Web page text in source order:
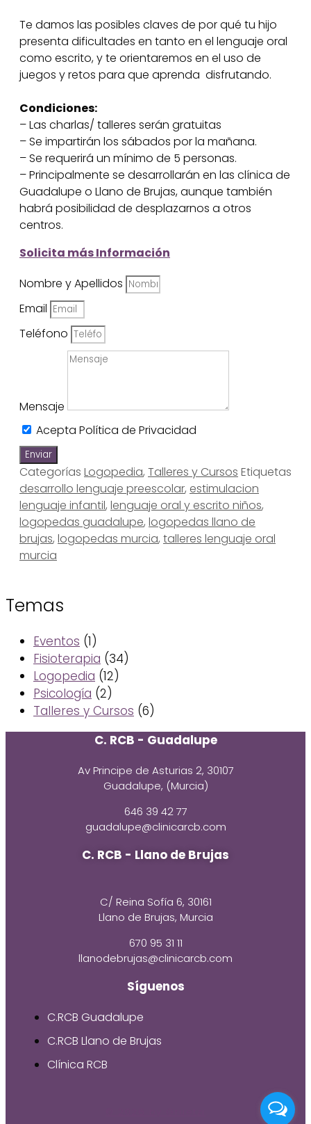
Te damos las posibles claves de por qué tu hijo
presenta dificultades en tanto en el lenguaje oral
como escrito, y te orientaremos en el uso de
juegos y retos para que aprenda disfrutando.
Condiciones:
– Las charlas/ talleres serán gratuitas
– Se impartirán los sábados por la mañana.
– Se requerirá un mínimo de 5 personas.
– Principalmente se desarrollarán en las clínica de
Guadalupe o Llano de Brujas, aunque también
habrá posibilidad de desplazarnos a otros
centros.
Solicita más Información
Nombre y Apellidos
Email
Teléfono
Mensaje
Acepta Política de Privacidad
Enviar
Categorías Logopedia, Talleres y Cursos Etiquetas
desarrollo lenguaje preescolar, estimulacion
lenguaje infantil, lenguaje oral y escrito niños,
logopedas guadalupe, logopedas llano de
brujas, logopedas murcia, talleres lenguaje oral
murcia
Temas
Eventos (1)
Fisioterapia (34)
Logopedia (12)
Psicología (2)
Talleres y Cursos (6)
C. RCB - Guadalupe
Av Principe de Asturias 2, 30107
Guadalupe, (Murcia)
646 39 42 77
guadalupe@clinicarcb.com
C. RCB - Llano de Brujas
C/ Reina Sofía 6, 30161
Llano de Brujas, Murcia
670 95 31 11
llanodebrujas@clinicarcb.com
Síguenos
C.RCB Guadalupe
C.RCB Llano de Brujas
Clínica RCB